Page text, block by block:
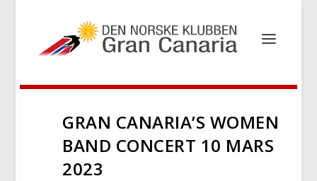
GRAN CANARIA’S WOMEN
BAND CONCERT 10 MARS
2023